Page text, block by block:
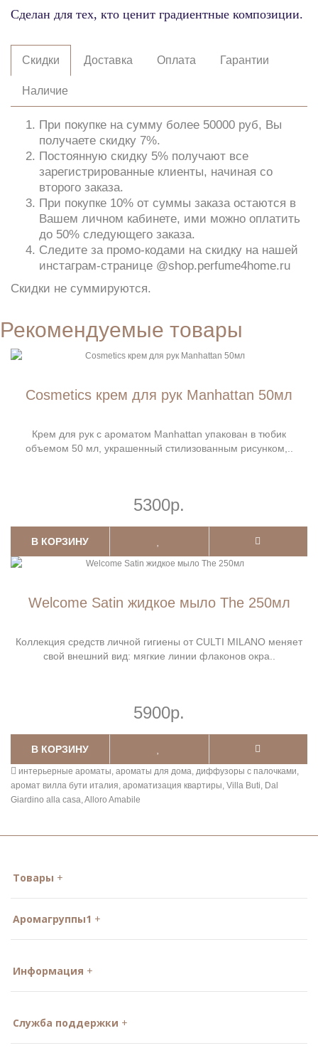
Сделан для тех, кто ценит градиентные композиции.
Скидки Доставка Оплата Гарантии
Наличие
При покупке на сумму более 50000 руб, Вы
получаете скидку 7%.
Постоянную скидку 5% получают все
зарегистрированные клиенты, начиная со
второго заказа.
При покупке 10% от суммы заказа остаются в
Вашем личном кабинете, ими можно оплатить
до 50% следующего заказа.
Следите за промо-кодами на скидку на нашей
инстаграм-странице @shop.perfume4home.ru
Скидки не суммируются.
Рекомендуемые товары
Cosmetics крем для рук Manhattan 50мл
Крем для рук с ароматом Manhattan упакован в тюбик
объемом 50 мл, украшенный стилизованным рисунком,..
5300р.
В КОРЗИНУ
Welcome Satin жидкое мыло The 250мл
Коллекция средств личной гигиены от CULTI MILANO меняет
свой внешний вид: мягкие линии флаконов окра..
5900р.
В КОРЗИНУ
интерьерные ароматы, ароматы для дома, диффузоры с палочками,
аромат вилла бути италия, ароматизация квартиры, Villa Buti, Dal
Giardino alla casa,Alloro Amabile
Товары
Аромагруппы1
Информация
Служба поддержки